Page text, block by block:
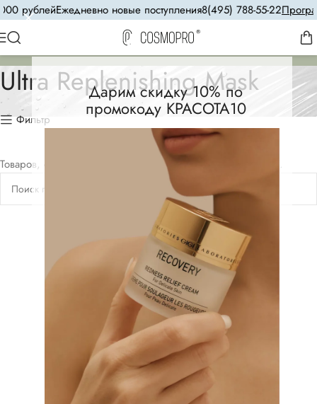
Дарим скидку 10% по
промокоду КРАСОТА10
рублейЕжедневно новые поступления8(495) 788-55-22
Ultra Replenishing Mask
Фильтр
Товаров, соответствующих вашему запросу, не обнаружено.